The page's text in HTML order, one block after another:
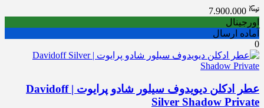
7.900.000
اورجینال
آماده ارسال
0
عطر ادکلن دیویدوف سیلور شادو پرایوت | Davidoff
Silver Shadow Private